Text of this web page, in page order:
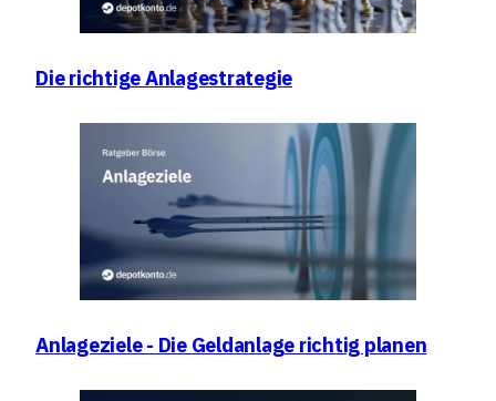
Die richtige Anlagestrategie
Anlageziele - Die Geldanlage richtig planen